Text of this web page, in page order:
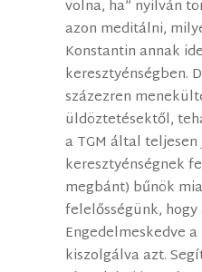
volna, ha” nyilván
azon meditálni,
Konstantin annak
keresztyénségben.
százezren
üldöztetésektől,
a TGM által
keresztyénségnek
megbánt) bűnök
felelősségünk,
Engedelmeskedve
kiszolgálva azt.